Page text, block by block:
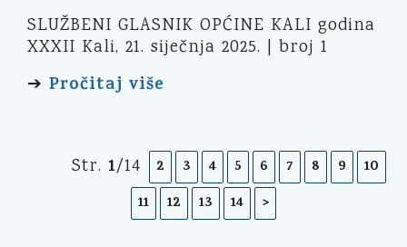
SLUŽBENI GLASNIK OPĆINE KALI godina
XXXII Kali, 21. siječnja 2025. | broj 1
➔ Pročitaj više
Str. 1/14